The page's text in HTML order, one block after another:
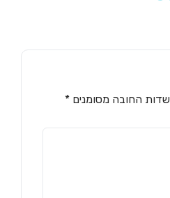
שדות החובה מסומנים *